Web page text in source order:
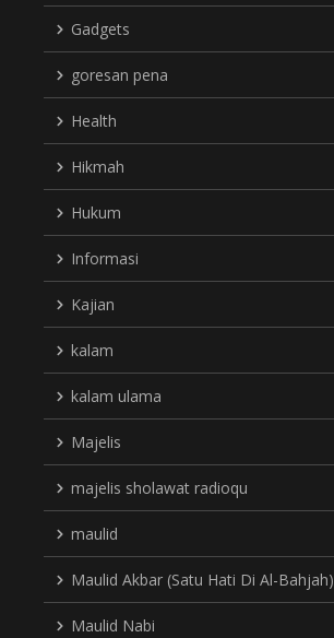
Gadgets
goresan pena
Health
Hikmah
Hukum
Informasi
Kajian
kalam
kalam ulama
Majelis
majelis sholawat radioqu
maulid
Maulid Akbar (Satu Hati Di Al-Bahjah)
Maulid Nabi